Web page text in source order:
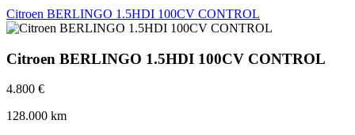
Citroen BERLINGO 1.5HDI 100CV CONTROL
Citroen BERLINGO 1.5HDI 100CV CONTROL
4.800 €
128.000 km